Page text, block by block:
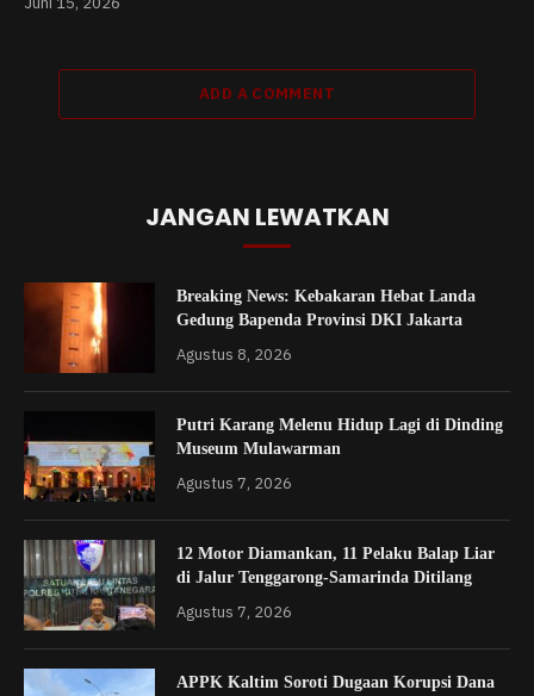
ADD A COMMENT
JANGAN LEWATKAN
Breaking News: Kebakaran Hebat Landa
Gedung Bapenda Provinsi DKI Jakarta
Agustus 8, 2026
Putri Karang Melenu Hidup Lagi di Dinding
Museum Mulawarman
Agustus 7, 2026
12 Motor Diamankan, 11 Pelaku Balap Liar
di Jalur Tenggarong-Samarinda Ditilang
Agustus 7, 2026
APPK Kaltim Soroti Dugaan Korupsi Dana